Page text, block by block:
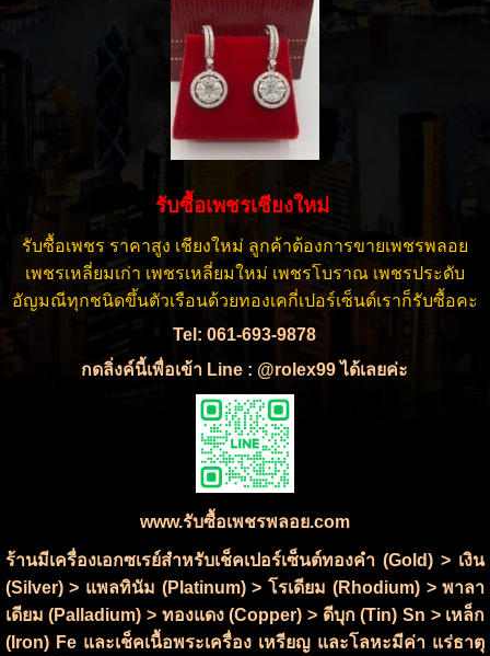
รับซื้อเพชรเชียงใหม่
รับซื้อเพชร ราคาสูง เชียงใหม่ ลูกค้าต้องการขายเพชรพลอย
เพชรเหลี่ยมเก่า เพชรเหลี่ยมใหม่ เพชรโบราณ เพชรประดับ
อัญมณีทุกชนิดขึ้นตัวเรือนด้วยทองเคกี่เปอร์เซ็นต์เราก็รับซื้อคะ
Tel: 061-693-9878
กดลิ่งค์นี้เพื่อเข้า Line : @rolex99 ได้เลยค่ะ
www.รับซื้อเพชรพลอย.com
ร้านมีเครื่องเอกซเรย์สำหรับเช็คเปอร์เซ็นต์ทองคำ (Gold) > เงิน
(Silver) > แพลทินัม (Platinum) > โรเดียม (Rhodium) > พาลา
เดียม (Palladium) > ทองแดง (Copper) > ดีบุก (Tin) Sn > เหล็ก
(Iron) Fe และเช็คเนื้อพระเครื่อง เหรียญ และโลหะมีค่า แร่ธาตุ